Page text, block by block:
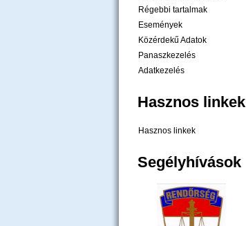
Régebbi tartalmak
Események
Közérdekű Adatok
Panaszkezelés
Adatkezelés
Hasznos linkek
Hasznos linkek
Segélyhívások